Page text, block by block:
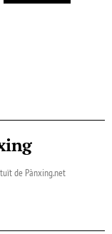
de Pànxing.net​